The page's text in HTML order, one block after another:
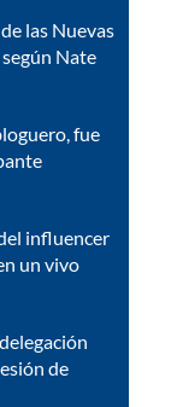
las Nuevas
según Nate
fue
influencer
un vivo
de